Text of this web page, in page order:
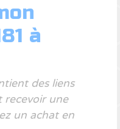
à
des liens
recevoir une
un achat en